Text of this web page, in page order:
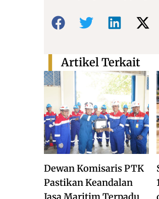
Bagikan:
Dewan Komisaris PTK
Pastikan Keandalan
Jasa Maritim Terpadu
Artikel Terkait